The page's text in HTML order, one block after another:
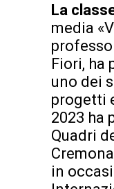
La
media
Fiori, ha
uno dei
progetti
2023 ha
Quadri
in